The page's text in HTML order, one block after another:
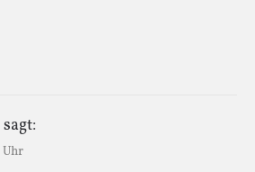
sagt:
Uhr